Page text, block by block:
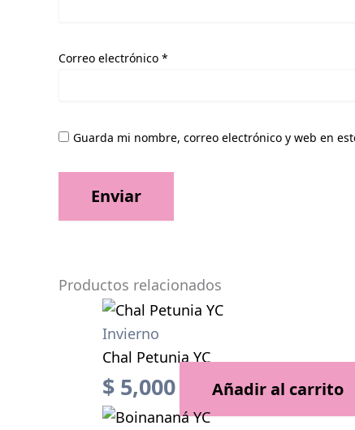
Correo electrónico *
Guarda mi nombre, correo electrónico y web en
Productos relacionados
Invierno
Chal Petunia YC
$ 5,000 Añadir al carrito